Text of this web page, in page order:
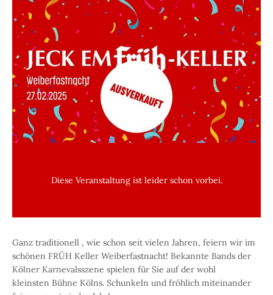
Diese Veranstaltung ist leider schon vorbei.
Ganz traditionell , wie schon seit vielen Jahren, feiern wir im
schönen FRÜH Keller Weiberfastnacht! Bekannte Bands der
Kölner Karnevalsszene spielen für Sie auf der wohl
kleinsten Bühne Kölns. Schunkeln und fröhlich miteinander